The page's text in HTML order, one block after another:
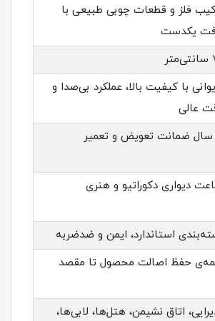
فلز و قطعات چوبی طبیعی با
یکدست
با کیفیت بالا، عملکرد بی‌صدا و
عالی
دیواری دکوراتیو و هنری
استاندارد، ایمن و ضدضربه
حفظ اصالت محصول تا مقصد
اتاق نشیمن، هتل‌ها، لابی‌ها،